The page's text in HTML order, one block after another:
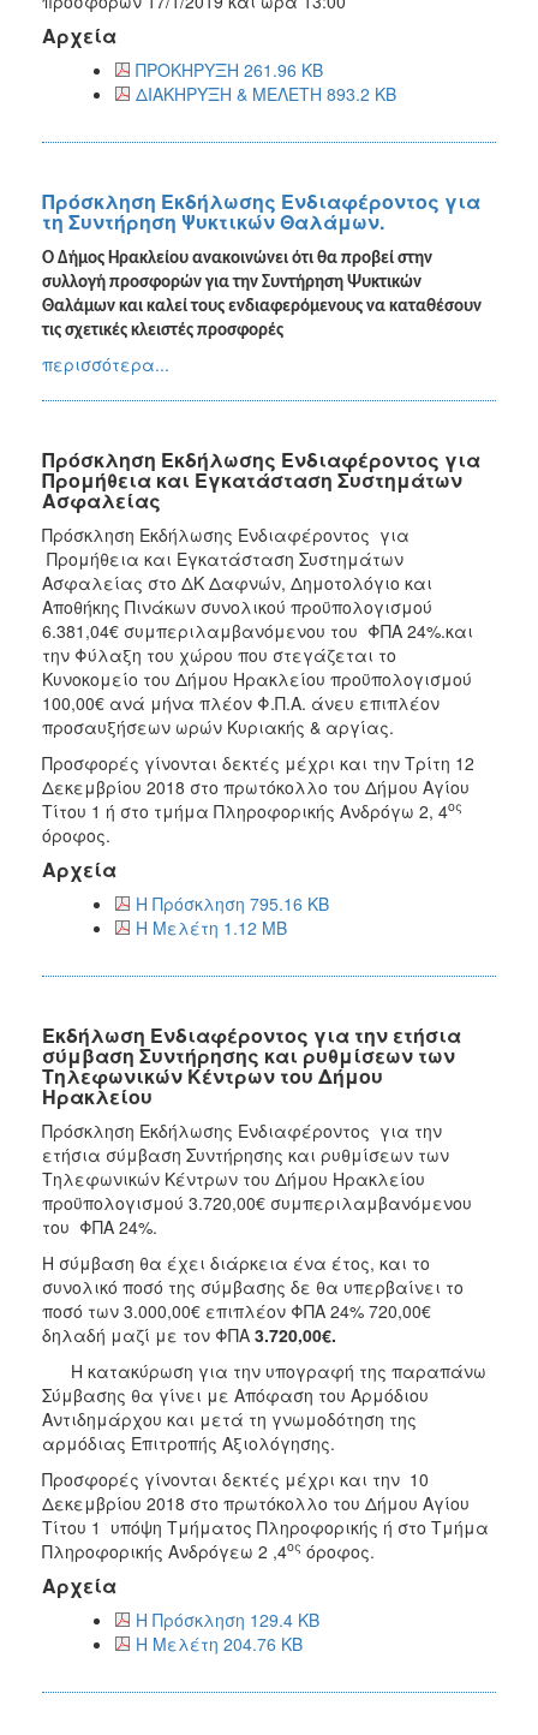
Αρχεία
ΠΡΟΚΗΡΥΞΗ 261.96 KB
ΔΙΑΚΗΡΥΞΗ & ΜΕΛΕΤΗ 893.2 KB
Πρόσκληση Εκδήλωσης Ενδιαφέροντος για
τη Συντήρηση Ψυκτικών Θαλάμων.
Ο ∆ήµος Ηρακλείου ανακοινώνει ότι θα προβεί στην
συλλογή προσφορών για την Συντήρηση Ψυκτικών
Θαλάμων και καλεί τους ενδιαφερόμενους να καταθέσουν
τις σχετικές κλειστές προσφορές
περισσότερα...
Πρόσκληση Εκδήλωσης Ενδιαφέροντος για
Προμήθεια και Εγκατάσταση Συστημάτων
Ασφαλείας
Πρόσκληση Εκδήλωσης Ενδιαφέροντος για
Προμήθεια και Εγκατάσταση Συστημάτων
Ασφαλείας στο ΔΚ Δαφνών, Δημοτολόγιο και
Αποθήκης Πινάκων συνολικού προϋπολογισμού
6.381,04€ συμπεριλαμβανόμενου του ΦΠΑ 24%.και
την Φύλαξη του χώρου που στεγάζεται το
Κυνοκομείο του Δήμου Ηρακλείου προϋπολογισμού
100,00€ ανά μήνα πλέον Φ.Π.Α. άνευ επιπλέον
προσαυξήσεων ωρών Κυριακής & αργίας.
Προσφορές γίνονται δεκτές μέχρι και την Τρίτη 12
Δεκεμβρίου 2018 στο πρωτόκολλο του Δήμου Αγίου
Τίτου 1 ή στο τμήμα Πληροφορικής Ανδρόγω 2, 4ος
όροφος.
Αρχεία
Η Πρόσκληση 795.16 KB
Η Μελέτη 1.12 MB
Εκδήλωση Ενδιαφέροντος για την ετήσια
σύμβαση Συντήρησης και ρυθμίσεων των
Τηλεφωνικών Κέντρων του Δήμου
Ηρακλείου
Πρόσκληση Εκδήλωσης Ενδιαφέροντος για την
ετήσια σύμβαση Συντήρησης και ρυθμίσεων των
Τηλεφωνικών Κέντρων του Δήμου Ηρακλείου
προϋπολογισμού 3.720,00€ συμπεριλαμβανόμενου
του ΦΠΑ 24%.
Η σύμβαση θα έχει διάρκεια ένα έτος, και το
συνολικό ποσό της σύμβασης δε θα υπερβαίνει το
ποσό των 3.000,00€ επιπλέον ΦΠΑ 24% 720,00€
δηλαδή μαζί με τον ΦΠΑ 3.720,00€.
Η κατακύρωση για την υπογραφή της παραπάνω
Σύμβασης θα γίνει με Απόφαση του Αρμόδιου
Αντιδημάρχου και μετά τη γνωμοδότηση της
αρμόδιας Επιτροπής Αξιολόγησης.
Προσφορές γίνονται δεκτές μέχρι και την 10
Δεκεμβρίου 2018 στο πρωτόκολλο του Δήμου Αγίου
Τίτου 1 υπόψη Τμήματος Πληροφορικής ή στο Τμήμα
Πληροφορικής Ανδρόγεω 2 ,4ος όροφος.
Αρχεία
Η Πρόσκληση 129.4 KB
Η Μελέτη 204.76 KB